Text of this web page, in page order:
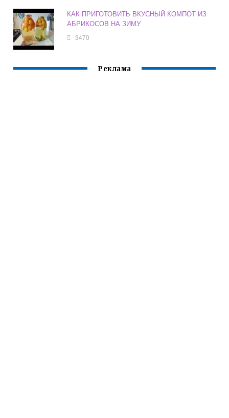
КАК ПРИГОТОВИТЬ ВКУСНЫЙ КОМПОТ ИЗ
АБРИКОСОВ НА ЗИМУ
3470
Реклама